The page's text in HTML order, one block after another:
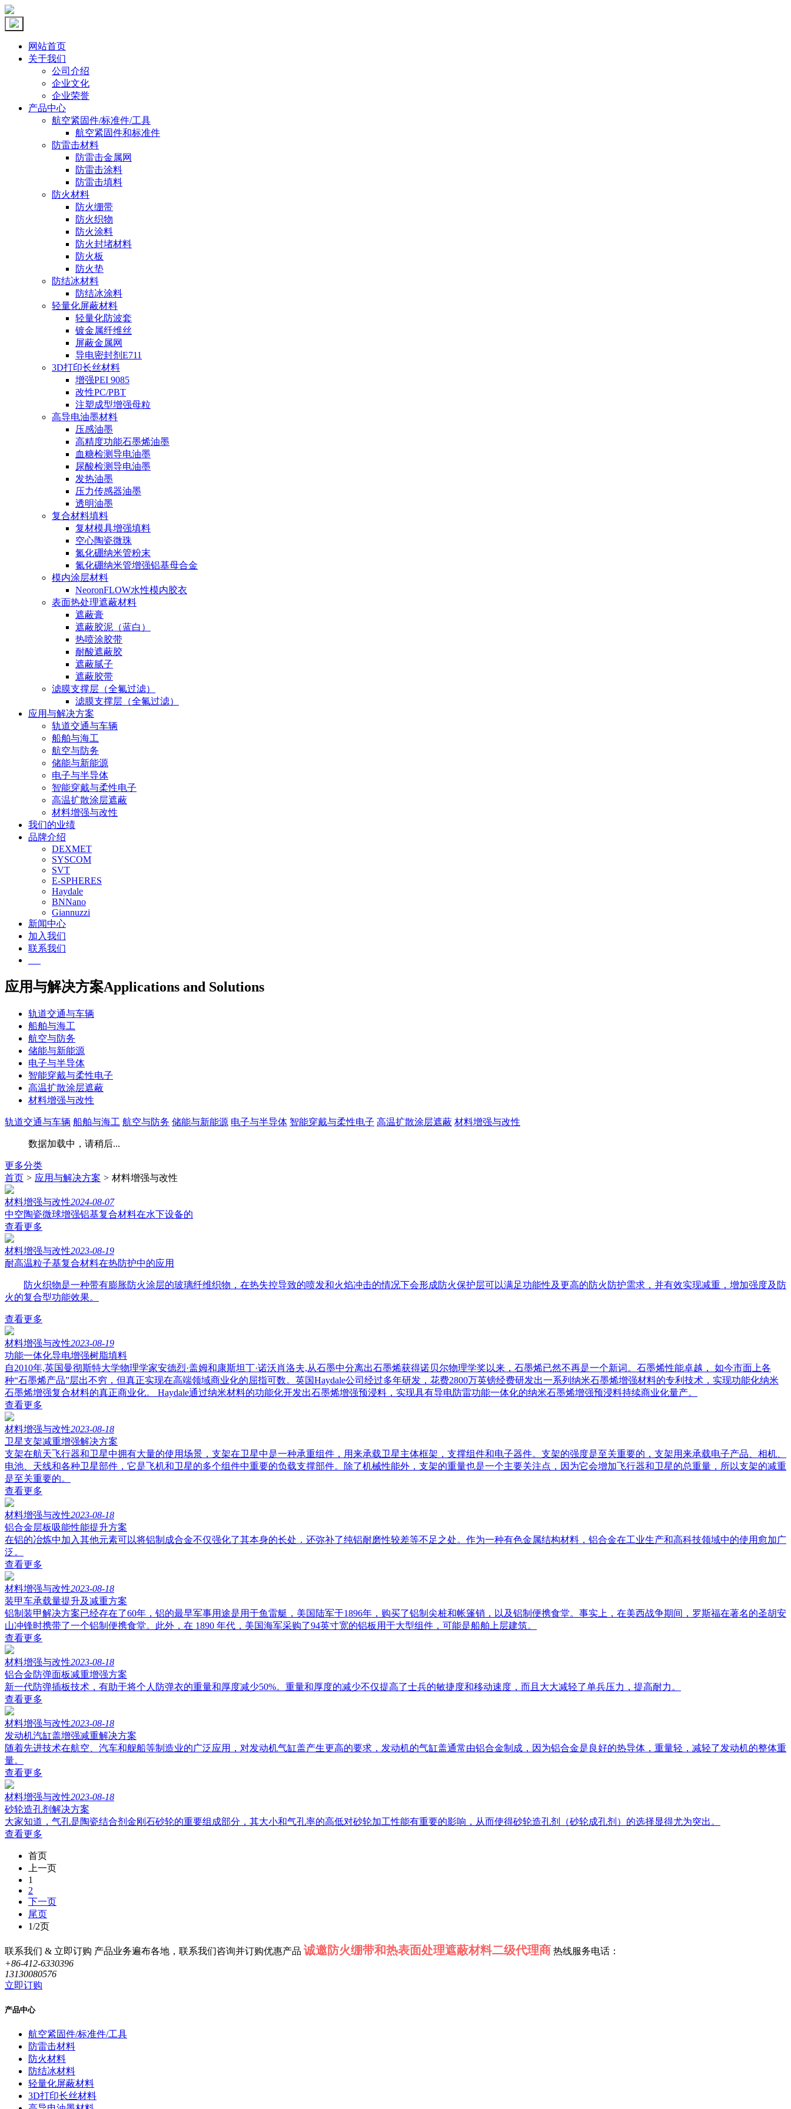
网站首页
关于我们
公司介绍
企业文化
企业荣誉
产品中心
航空紧固件/标准件/工具
航空紧固件和标准件
防雷击材料
防雷击金属网
防雷击涂料
防雷击填料
防火材料
防火绷带
防火织物
防火涂料
防火封堵材料
防火板
防火垫
防结冰材料
防结冰涂料
轻量化屏蔽材料
轻量化防波套
镀金属纤维丝
屏蔽金属网
导电密封剂E711
3D打印长丝材料
增强PEI 9085
改性PC/PBT
注塑成型增强母粒
高导电油墨材料
压感油墨
高精度功能石墨烯油墨
血糖检测导电油墨
尿酸检测导电油墨
发热油墨
压力传感器油墨
透明油墨
复合材料填料
复材模具增强填料
空心陶瓷微珠
氮化硼纳米管粉末
氮化硼纳米管增强铝基母合金
模内涂层材料
NeoronFLOW水性模内胶衣
表面热处理遮蔽材料
遮蔽膏
遮蔽胶泥（蓝白）
热喷涂胶带
耐酸遮蔽胶
遮蔽腻子
遮蔽胶带
滤膜支撑层（全氟过滤）
滤膜支撑层（全氟过滤）
应用与解决方案
轨道交通与车辆
船舶与海工
航空与防务
储能与新能源
电子与半导体
智能穿戴与柔性电子
高温扩散涂层遮蔽
材料增强与改性
我们的业绩
品牌介绍
DEXMET
SYSCOM
SVT
E-SPHERES
Haydale
BNNano
Giannuzzi
新闻中心
加入我们
联系我们
应用与解决方案Applications and Solutions
轨道交通与车辆
船舶与海工
航空与防务
储能与新能源
电子与半导体
智能穿戴与柔性电子
高温扩散涂层遮蔽
材料增强与改性
轨道交通与车辆 船舶与海工 航空与防务 储能与新能源 电子与半导体 智能穿戴与柔性电子 高温扩散涂层遮蔽 材料增强与改性
数据加载中，请稍后...
更多分类
首页 > 应用与解决方案 > 材料增强与改性
材料增强与改性2024-08-07
中空陶瓷微球增强铝基复合材料在水下设备的
查看更多
材料增强与改性2023-08-19
耐高温粒子基复合材料在热防护中的应用
防火织物是一种带有膨胀防火涂层的玻璃纤维织物，在热失控导致的喷发和火焰冲击的情况下会形成防火保护层可以满足功能性及更高的防火防护需求，并有效实现减重，增加强度及防
火的复合型功能效果。
查看更多
材料增强与改性2023-08-19
功能一体化导电增强树脂填料
自2010年,英国曼彻斯特大学物理学家安德烈·盖姆和康斯坦丁·诺沃肖洛夫,从石墨中分离出石墨烯获得诺贝尔物理学奖以来，石墨烯已然不再是一个新词。石墨烯性能卓越， 如今市面上各
种“石墨烯产品”层出不穷，但真正实现在高端领域商业化的屈指可数。英国Haydale公司经过多年研发，花费2800万英镑经费研发出一系列纳米石墨烯增强材料的专利技术，实现功能化纳米
石墨烯增强复合材料的真正商业化。 Haydale通过纳米材料的功能化开发出石墨烯增强预浸料，实现具有导电防雷功能一体化的纳米石墨烯增强预浸料持续商业化量产。
查看更多
材料增强与改性2023-08-18
卫星支架减重增强解决方案
支架在航天飞行器和卫星中拥有大量的使用场景，支架在卫星中是一种承重组件，用来承载卫星主体框架，支撑组件和电子器件。支架的强度是至关重要的，支架用来承载电子产品、相机、
电池、天线和各种卫星部件，它是飞机和卫星的多个组件中重要的负载支撑部件。除了机械性能外，支架的重量也是一个主要关注点，因为它会增加飞行器和卫星的总重量，所以支架的减重
是至关重要的。
查看更多
材料增强与改性2023-08-18
铝合金层板吸能性能提升方案
在铝的冶炼中加入其他元素可以将铝制成合金不仅强化了其本身的长处．还弥补了纯铝耐磨性较差等不足之处。作为一种有色金属结构材料，铝合金在工业生产和高科技领域中的使用愈加广
泛。
查看更多
材料增强与改性2023-08-18
装甲车承载量提升及减重方案
铝制装甲解决方案已经存在了60年，铝的最早军事用途是用于鱼雷艇，美国陆军于1896年，购买了铝制尖桩和帐篷销，以及铝制便携食堂。事实上，在美西战争期间，罗斯福在著名的圣胡安
山冲锋时携带了一个铝制便携食堂。此外，在 1890 年代，美国海军采购了94英寸宽的铝板用于大型组件，可能是船舶上层建筑。
查看更多
材料增强与改性2023-08-18
铝合金防弹面板减重增强方案
新一代防弹插板技术，有助于将个人防弹衣的重量和厚度减少50%。重量和厚度的减少不仅提高了士兵的敏捷度和移动速度，而且大大减轻了单兵压力，提高耐力。
查看更多
材料增强与改性2023-08-18
发动机汽缸盖增强减重解决方案
随着先进技术在航空、汽车和舰船等制造业的广泛应用，对发动机气缸盖产生更高的要求，发动机的气缸盖通常由铝合金制成，因为铝合金是良好的热导体，重量轻，减轻了发动机的整体重
量。
查看更多
材料增强与改性2023-08-18
砂轮造孔剂解决方案
大家知道，气孔是陶瓷结合剂金刚石砂轮的重要组成部分，其大小和气孔率的高低对砂轮加工性能有重要的影响，从而使得砂轮造孔剂（砂轮成孔剂）的选择显得尤为突出。
查看更多
首页
上一页
1
2
下一页
尾页
1/2页
联系我们 & 立即订购 产品业务遍布各地，联系我们咨询并订购优惠产品 诚邀防火绷带和热表面处理遮蔽材料二级代理商 热线服务电话：
+86-412-6330396
13130080576
立即订购
产品中心
航空紧固件/标准件/工具
防雷击材料
防火材料
防结冰材料
轻量化屏蔽材料
3D打印长丝材料